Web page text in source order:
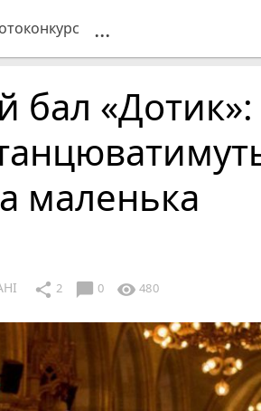
...
бал «Дотик»:
маленька
share 2 chat_bubble 0 visibility 480